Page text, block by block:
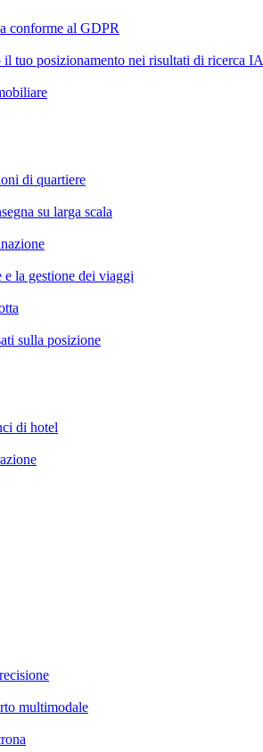
conforme al GDPR
tuo posizionamento nei risultati di ricerca IA
di quartiere
su larga scala
la gestione dei viaggi
sulla posizione
di hotel
multimodale